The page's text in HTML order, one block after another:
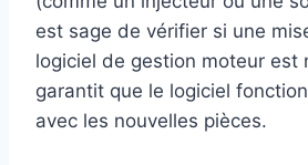
est sage de vérifier si une
logiciel de gestion moteur est
garantit que le logiciel
avec les nouvelles pièces.